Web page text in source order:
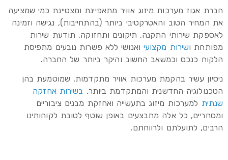
חברת אגוז מערכות מיזוג אוויר מתאפיינת ומצטיינת כמי שמציעה
את המחיר הטוב והאטרקטיבי ביותר (בהתחייבות), נגישה וזמינה
לאספקת שירותי התקנה, תיקונים ותחזוקה. תודעת שירות
מפותחת ושירות מקצועי ואנושי ללא פשרות נובעים מתפיסת
הלקוח כנכס וכמשאב החשוב והיקר ביותר של החברה.
ניסיון עשיר בהקמת מערכות אוויר מתקדמות, שמוטמעת בהן
הטכנולוגיה החדשנית והמתקדמת ביותר, בשירות אחזקה
שנתית למערכות מיזוג בתעשייה ואחזקת מבנים ציבוריים
ומסחריים, כל אלה מתבצעים באופן שוטף לטובת לקוחותינו
הרבים, לתועלתם ולרווחתם.